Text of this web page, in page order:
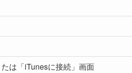
は「iTunesに接続」画面